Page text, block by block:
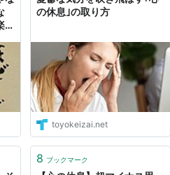
の休息｣の取り方
toyokeizai.net
8 ブックマーク